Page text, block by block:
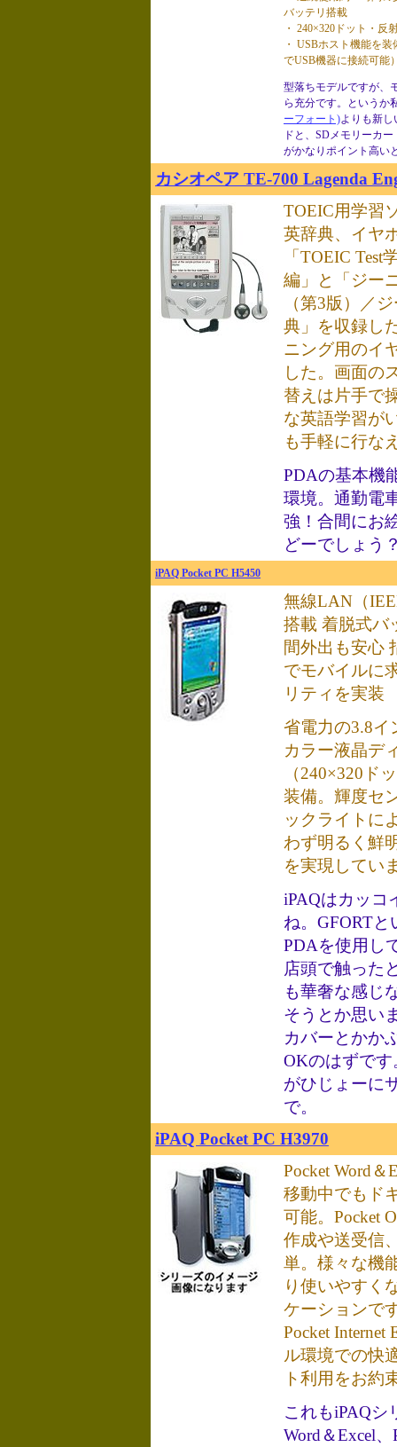
バッテリ搭載
・ 240×320ドット・反
・ USBホスト機能を
でUSB機器に接続可能
型落ちモデルですが、
ら充分です。というか
ーフォート)よりも新し
ドと、SDメモリーカ
がかなりポイント高い
カシオペア TE-700 Lagenda
TOEIC用学習
英辞典、イヤ
「TOEIC Test
編」と「ジー
（第3版）／
典」を収録し
ニング用のイ
した。画面の
替えは片手で
な英語学習が
も手軽に行な
PDAの基本機
環境。通勤電
強！合間にお
どーでしょう
iPAQ Pocket PC H5450
無線LAN（
搭載 着脱式バ
間外出も安心
でモバイルに
リティを実装
省電力の3.8イ
カラー液晶デ
（240×320ド
装備。輝度セ
ックライトに
わず明るく鮮
を実現してい
iPAQはカッコ
ね。GFORT
PDAを使用し
店頭で触った
も華奢な感じ
そうとか思い
カバーとかか
OKのはずで
がひじょーに
で。
iPAQ Pocket PC H3970
Pocket Word
移動中でもド
可能。Pocket
作成や送受信
単。様々な機
り使いやすく
ケーションで
Pocket Internet
ル環境での快
ト利用をお約
これもiPAQシ
Word＆Excel